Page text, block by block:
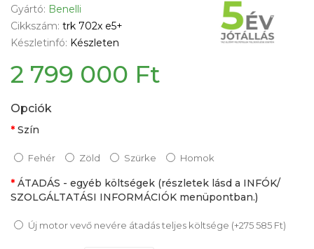
Gyártó: Benelli
Cikkszám: trk 702x e5+
Készletinfó: Készleten
2 799 000 Ft
Opciók
Szín
Fehér Zöld Szürke Homok
ÁTADÁS - egyéb költségek (részletek lásd a INFÓK/
SZOLGÁLTATÁSI INFORMÁCIÓK menüpontban.)
Új motor vevő nevére átadás teljes költsége (+275 585 Ft)